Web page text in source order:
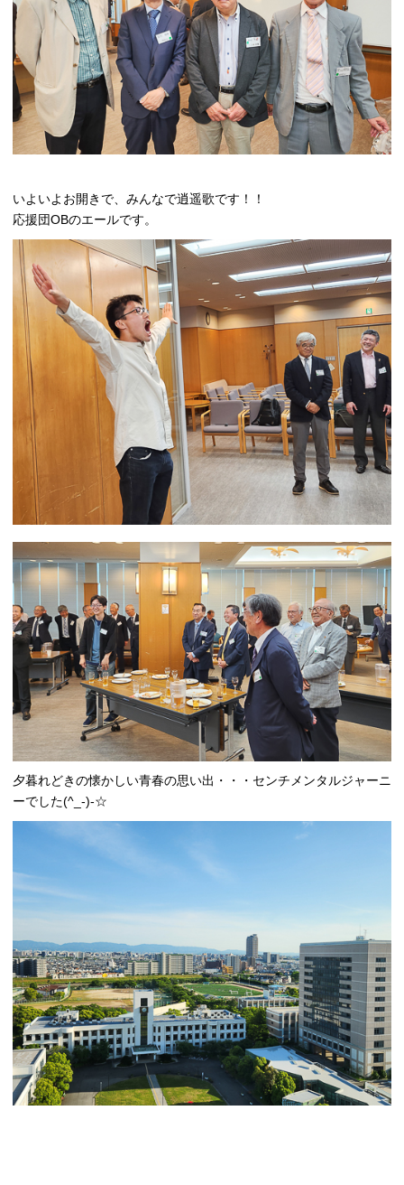
いよいよお開きで、みんなで逍遥歌です！！
応援団OBのエールです。
夕暮れどきの懐かしい青春の思い出・・・センチメンタルジャーニ
ーでした(^_-)-☆